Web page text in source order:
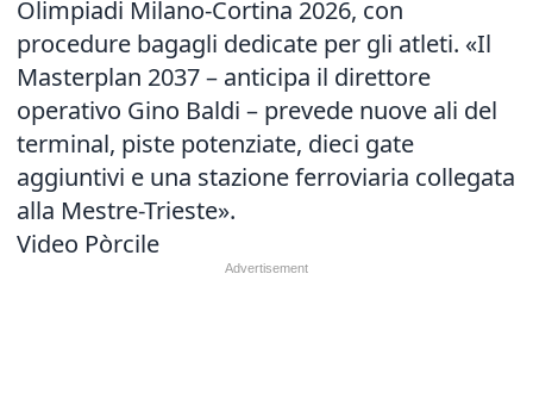
Olimpiadi Milano-Cortina 2026, con
procedure bagagli dedicate per gli atleti. «Il
Masterplan 2037 – anticipa il direttore
operativo Gino Baldi – prevede nuove ali del
terminal, piste potenziate, dieci gate
aggiuntivi e una stazione ferroviaria collegata
alla Mestre-Trieste».
Video Pòrcile